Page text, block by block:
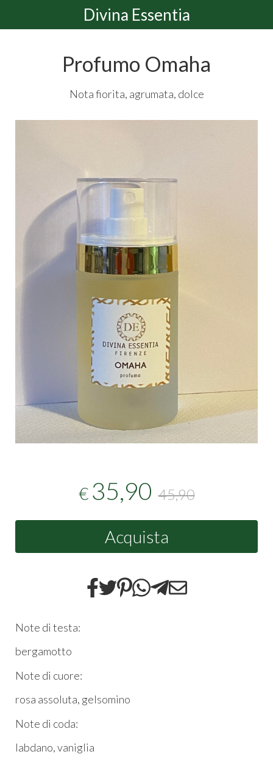
Divina Essentia
Profumo Omaha
Nota fiorita, agrumata, dolce
€ 35,90 45,90
Acquista
Note di testa:
bergamotto
Note di cuore:
rosa assoluta, gelsomino
Note di coda:
labdano, vaniglia